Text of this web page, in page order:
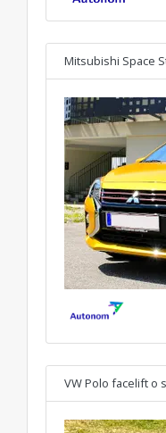
Mitsubishi Space
VW Polo facelift o